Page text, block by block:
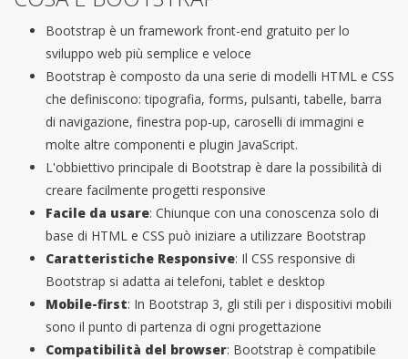
Bootstrap è un framework front-end gratuito per lo
sviluppo web più semplice e veloce
Bootstrap è composto da una serie di modelli HTML e CSS
che definiscono: tipografia, forms, pulsanti, tabelle, barra
di navigazione, finestra pop-up, caroselli di immagini e
molte altre componenti e plugin JavaScript.
L'obbiettivo principale di Bootstrap è dare la possibilità di
creare facilmente progetti responsive
Facile da usare: Chiunque con una conoscenza solo di
base di HTML e CSS può iniziare a utilizzare Bootstrap
Caratteristiche Responsive: Il CSS responsive di
Bootstrap si adatta ai telefoni, tablet e desktop
Mobile-first: In Bootstrap 3, gli stili per i dispositivi mobili
sono il punto di partenza di ogni progettazione
Compatibilità del browser: Bootstrap è compatibile